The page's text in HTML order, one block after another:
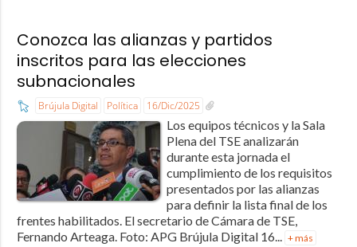
Conozca las alianzas y partidos
inscritos para las elecciones
subnacionales
Brújula Digital Política 16/Dic/2025
Los equipos técnicos y la Sala
Plena del TSE analizarán
durante esta jornada el
cumplimiento de los requisitos
presentados por las alianzas
para definir la lista final de los
frentes habilitados. El secretario de Cámara de TSE,
Fernando Arteaga. Foto: APG Brújula Digital 16... + más